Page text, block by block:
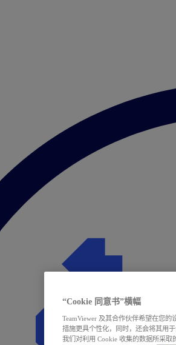
“Cookie 同意书”横幅
TeamViewer 及其合作伙伴希望在您
措施更具个性化，同时，还会将其用
我们对利用 Cookie 收集的数据所采